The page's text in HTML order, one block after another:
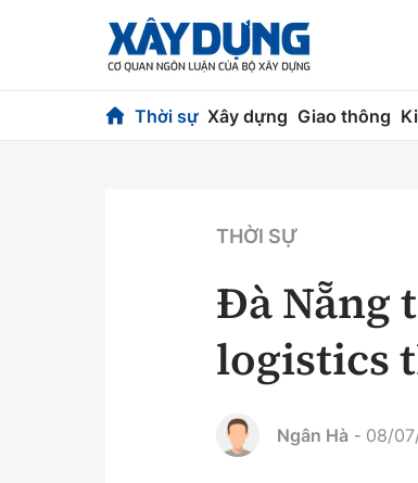
Thời sự Xây dựng Giao thông
Chuyện dọc đường
Quy
Vật liệu
Giám
THỜI SỰ
Đà Nẵng
logistics
Ngân Hà - 08/